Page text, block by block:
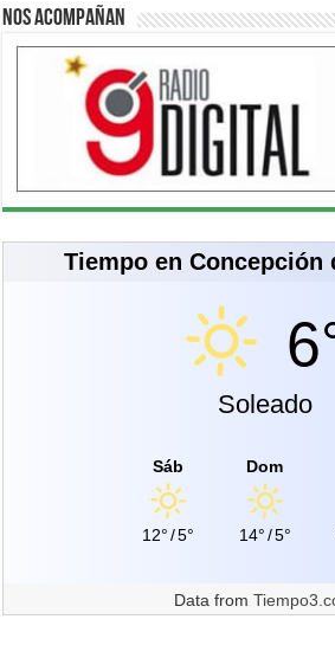
Nos acompañan
Tiempo en Concepción
Soleado
Sáb
12°/5°
Dom
14°/5°
Data from